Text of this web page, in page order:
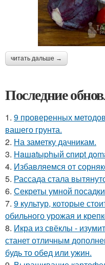
читать дальше →
Последние
1. 9 проверенных
вашего грунта.
2. На заметку дачникам.
3. Haшatыphый cпиpt
4. Избавляемся от
5. Рассада стала
6. Секреты умной
7. 9 культур, которые
обильного урожая и
8. Икра из свёклы -
станет отличным
будь то обед или ужин.